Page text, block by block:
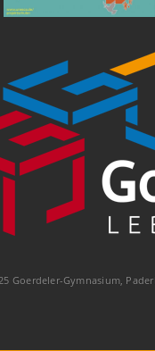
Goerdeler-Gymnasium,